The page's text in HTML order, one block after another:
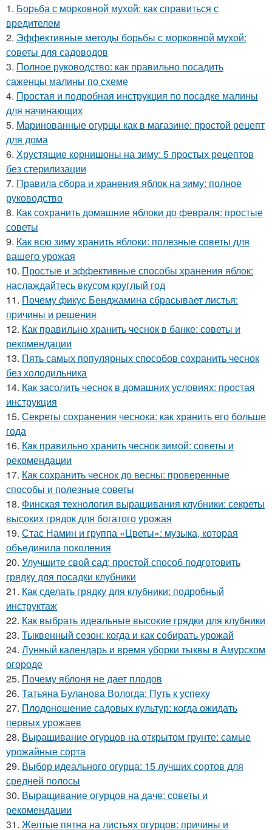
1. Борьба с морковной мухой: как справиться с
вредителем
2. Эффективные методы борьбы с морковной мухой:
советы для садоводов
3. Полное руководство: как правильно посадить
саженцы малины по схеме
4. Простая и подробная инструкция по посадке малины
для начинающих
5. Маринованные огурцы как в магазине: простой рецепт
для дома
6. Хрустящие корнишоны на зиму: 5 простых рецептов
без стерилизации
7. Правила сбора и хранения яблок на зиму: полное
руководство
8. Как сохранить домашние яблоки до февраля: простые
советы
9. Как всю зиму хранить яблоки: полезные советы для
вашего урожая
10. Простые и эффективные способы хранения яблок:
наслаждайтесь вкусом круглый год
11. Почему фикус Бенджамина сбрасывает листья:
причины и решения
12. Как правильно хранить чеснок в банке: советы и
рекомендации
13. Пять самых популярных способов сохранить чеснок
без холодильника
14. Как засолить чеснок в домашних условиях: простая
инструкция
15. Секреты сохранения чеснока: как хранить его больше
года
16. Как правильно хранить чеснок зимой: советы и
рекомендации
17. Как сохранить чеснок до весны: проверенные
способы и полезные советы
18. Финская технология выращивания клубники: секреты
высоких грядок для богатого урожая
19. Стас Намин и группа «Цветы»: музыка, которая
объединила поколения
20. Улучшите свой сад: простой способ подготовить
грядку для посадки клубники
21. Как сделать грядку для клубники: подробный
инструктаж
22. Как выбрать идеальные высокие грядки для клубники
23. Тыквенный сезон: когда и как собирать урожай
24. Лунный календарь и время уборки тыквы в Амурском
огороде
25. Почему яблоня не дает плодов
26. Татьяна Буланова Вологда: Путь к успеху
27. Плодоношение садовых культур: когда ожидать
первых урожаев
28. Выращивание огурцов на открытом грунте: самые
урожайные сорта
29. Выбор идеального огурца: 15 лучших сортов для
средней полосы
30. Выращивание огурцов на даче: советы и
рекомендации
31. Желтые пятна на листьях огурцов: причины и